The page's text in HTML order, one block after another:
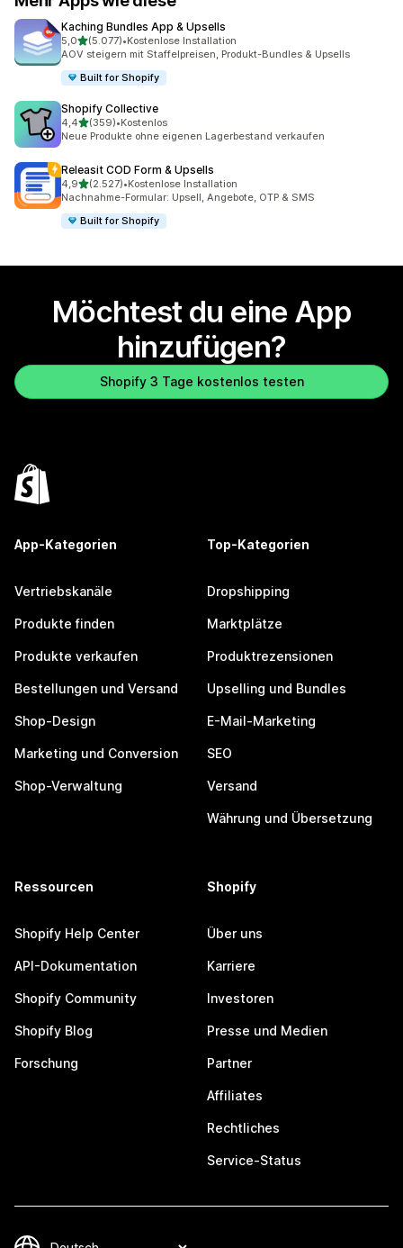
Kaching Bundles App & Upsells
5,0von 5 Sternen
(5.077)
5077 Rezensionen insgesamt
•Kostenlose Installation
AOV steigern mit Staffelpreisen, Produkt-Bundles & Upsells
Built for Shopify
Shopify Collective
4,4von 5 Sternen
(359)
359 Rezensionen insgesamt
•Kostenlos
Neue Produkte ohne eigenen Lagerbestand verkaufen
Releasit COD Form & Upsells
4,9von 5 Sternen
(2.527)
2527 Rezensionen insgesamt
•Kostenlose Installation
Nachnahme-Formular: Upsell, Angebote, OTP & SMS
Built for Shopify
Möchtest du eine App
hinzufügen?
Shopify 3 Tage kostenlos testen
App-Kategorien
Vertriebskanäle
Produkte finden
Produkte verkaufen
Bestellungen und Versand
Shop-Design
Marketing und Conversion
Shop-Verwaltung
Top-Kategorien
Dropshipping
Marktplätze
Produktrezensionen
Upselling und Bundles
E-Mail-Marketing
SEO
Versand
Währung und Übersetzung
Ressourcen
Shopify Help Center
API-Dokumentation
Shopify Community
Shopify Blog
Forschung
Shopify
Über uns
Karriere
Investoren
Presse und Medien
Partner
Affiliates
Rechtliches
Service-Status